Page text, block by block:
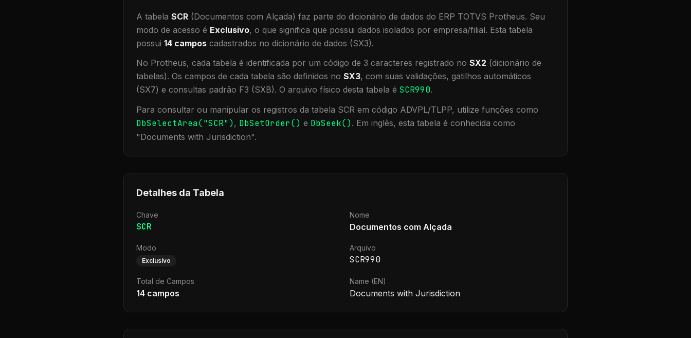
A tabela SCR (Documentos com Alçada) faz parte do dicionário de dados do ERP TOTVS Protheus. Seu
modo de acesso é Exclusivo, o que significa que possui dados isolados por empresa/filial. Esta tabela
possui 14 campos cadastrados no dicionário de dados (SX3).
No Protheus, cada tabela é identificada por um código de 3 caracteres registrado no SX2 (dicionário de
tabelas). Os campos de cada tabela são definidos no SX3, com suas validações, gatilhos automáticos
(SX7) e consultas padrão F3 (SXB). O arquivo físico desta tabela é SCR990.
Para consultar ou manipular os registros da tabela SCR em código ADVPL/TLPP, utilize funções como
DbSelectArea("SCR"), DbSetOrder() e DbSeek(). Em inglês, esta tabela é conhecida como
"Documents with Jurisdiction".
Detalhes da Tabela
Chave
SCR
Nome
Documentos com Alçada
Modo
Exclusivo
Arquivo
SCR990
Total de Campos
14 campos
Name (EN)
Documents with Jurisdiction